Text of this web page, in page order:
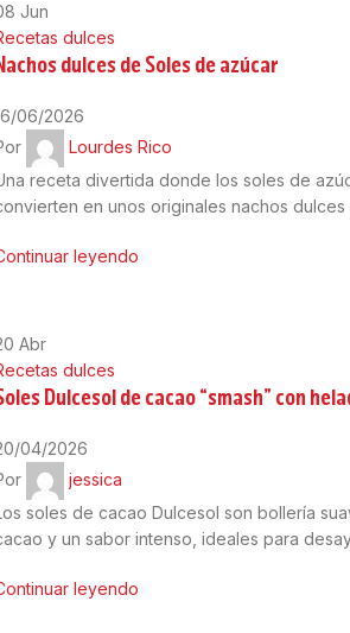
Jun
dulces
dulces de Soles de azúcar
06/2026
Lourdes Rico
receta divertida donde los soles de
en unos originales nachos dulces
leyendo
Abr
dulces
Dulcesol de cacao “smash” con
04/2026
jessica
soles de cacao Dulcesol son bollería
y un sabor intenso, ideales para
leyendo